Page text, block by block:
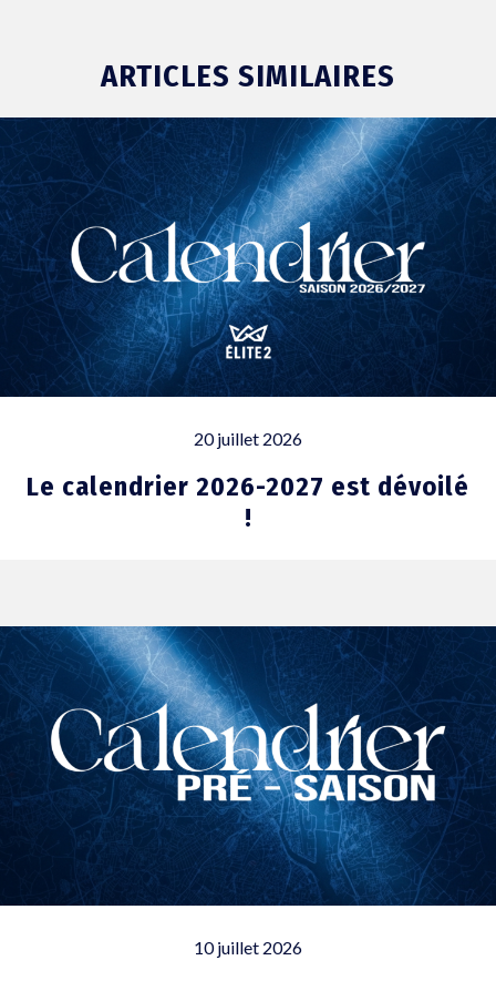
ARTICLES SIMILAIRES
20 juillet 2026
Le calendrier 2026-2027 est dévoilé
!
10 juillet 2026